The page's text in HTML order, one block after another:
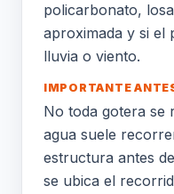
policarbonato,
aproximada y si el
lluvia o viento.
IMPORTANTE
No toda gotera se
agua suele
estructura antes
se ubica el